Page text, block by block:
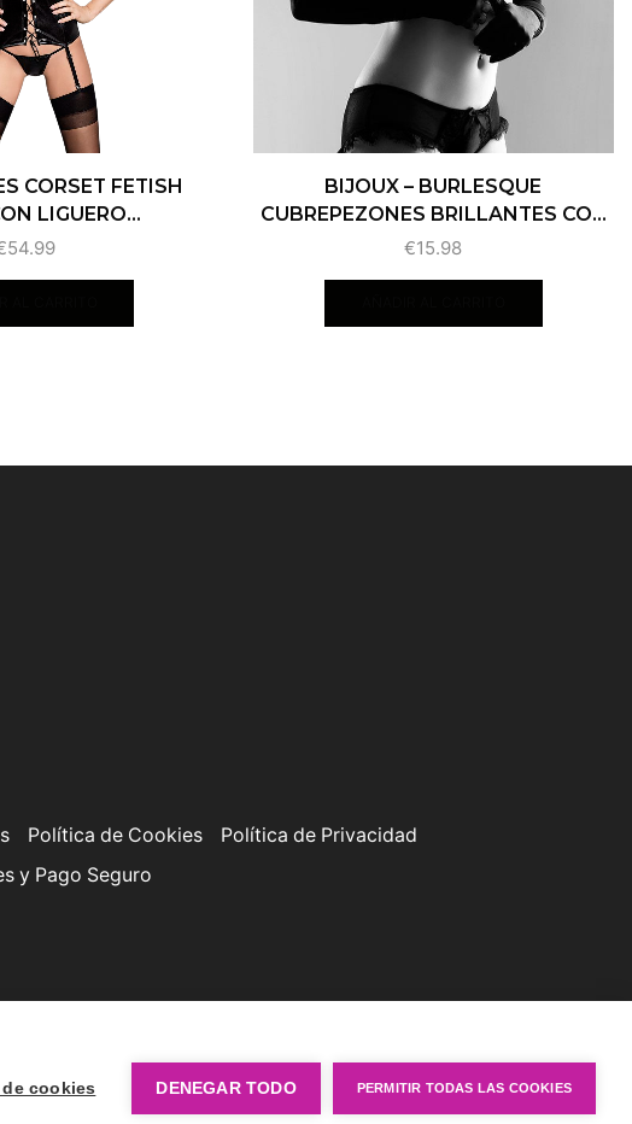
CORSET FETISH
LIGUERO...
54.99
BIJOUX – BURLESQUE
CUBREPEZONES BRILLANTES CO...
€15.98
Política de Cookies
Política de Privacidad
y Pago Seguro
cookies DENEGAR TODO PERMITIR TODAS LAS COOKIES